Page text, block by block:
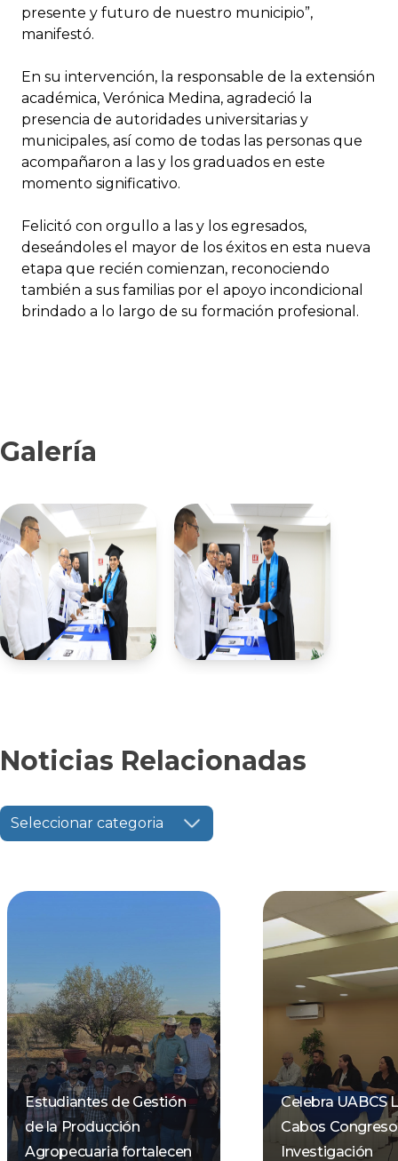
presente y futuro de nuestro municipio”,
manifestó.
En su intervención, la responsable de la extensión
académica, Verónica Medina, agradeció la
presencia de autoridades universitarias y
municipales, así como de todas las personas que
acompañaron a las y los graduados en este
momento significativo.
Felicitó con orgullo a las y los egresados,
deseándoles el mayor de los éxitos en esta nueva
etapa que recién comienzan, reconociendo
también a sus familias por el apoyo incondicional
brindado a lo largo de su formación profesional.
Galería
Noticias Relacionadas
Seleccionar categoria
Estudiantes de Gestión
de la Producción
Agropecuaria fortalecen
Celebra UABCS
Cabos
Investigación